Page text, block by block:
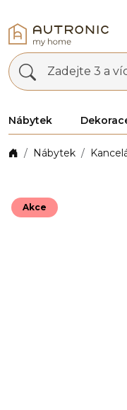
Zadejte 3 a
Nábytek
Nábytek
Akce